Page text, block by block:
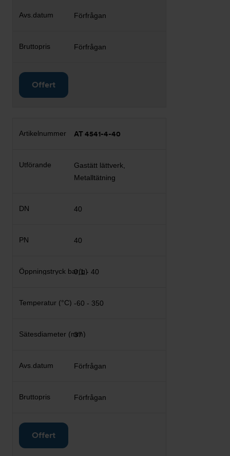
Förfrågan
Förfrågan
Offert
AT 4541-4-40
Gastätt lättverk,
Metalltätning
40
40
0,1 - 40
-60 - 350
37
Förfrågan
Förfrågan
Offert